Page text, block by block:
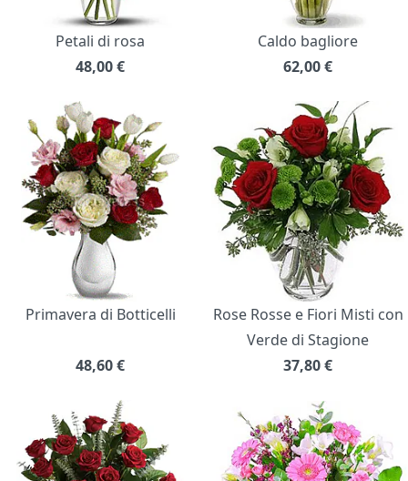
Petali di rosa
48,00€
Caldo bagliore
62,00€
Primavera di Botticelli
48,60€
Rose Rosse e Fiori Misti con
Verde di Stagione
37,80€